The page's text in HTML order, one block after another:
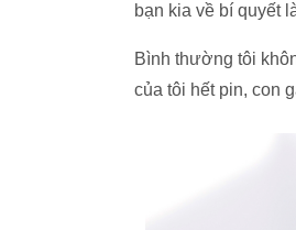
bạn kia về bí quyết
Bình thường tôi
của tôi hết pin, con